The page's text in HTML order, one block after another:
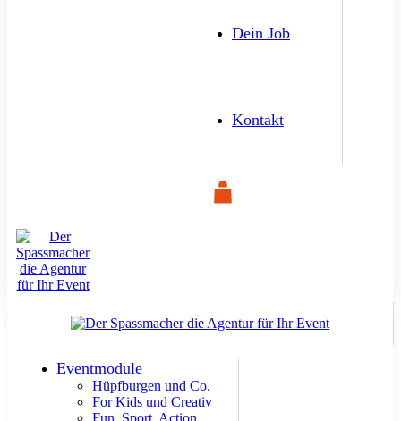
Dein Job
Kontakt
Eventmodule
Hüpfburgen und Co.
For Kids und Creativ
Fun, Sport, Action